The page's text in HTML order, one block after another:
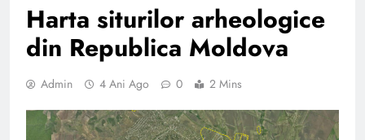
Harta siturilor arheologice
din Republica Moldova
Admin 4 Ani Ago 0 2 Mins